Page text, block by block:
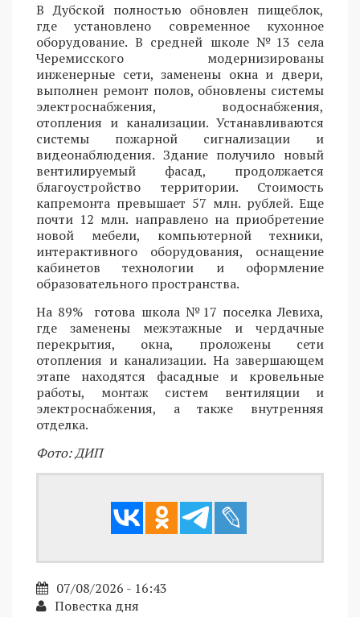
В Дубской полностью обновлен пищеблок,
где установлено современное кухонное
оборудование. В средней школе №13 села
Черемисского модернизированы
инженерные сети, заменены окна и двери,
выполнен ремонт полов, обновлены системы
электроснабжения, водоснабжения,
отопления и канализации. Устанавливаются
системы пожарной сигнализации и
видеонаблюдения. Здание получило новый
вентилируемый фасад, продолжается
благоустройство территории. Стоимость
капремонта превышает 57 млн. рублей. Еще
почти 12 млн. направлено на приобретение
новой мебели, компьютерной техники,
интерактивного оборудования, оснащение
кабинетов технологии и оформление
образовательного пространства.
На 89% готова школа №17 поселка Левиха,
где заменены межэтажные и чердачные
перекрытия, окна, проложены сети
отопления и канализации. На завершающем
этапе находятся фасадные и кровельные
работы, монтаж систем вентиляции и
электроснабжения, а также внутренняя
отделка.
Фото: ДИП
07/08/2026 - 16:43
Повестка дня